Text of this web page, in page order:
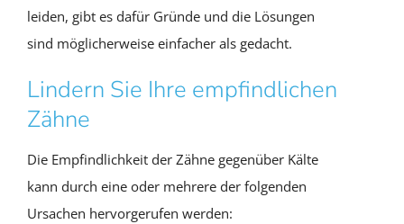
leiden, gibt es dafür Gründe und die Lösungen
sind möglicherweise einfacher als gedacht.
Lindern Sie Ihre empfindlichen
Zähne
Die Empfindlichkeit der Zähne gegenüber Kälte
kann durch eine oder mehrere der folgenden
Ursachen hervorgerufen werden: